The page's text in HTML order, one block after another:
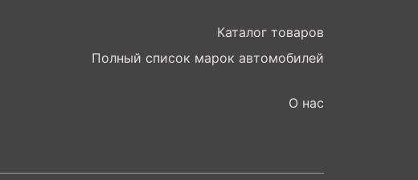
Каталог товаров
Полный список марок автомобилей
О нас